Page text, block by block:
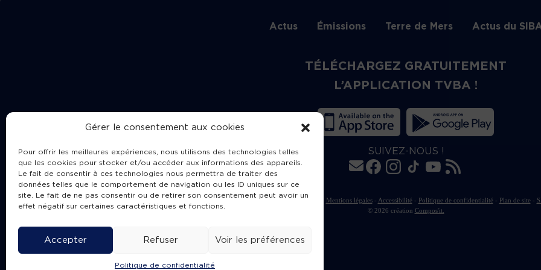
Gérer le consentement aux cookies
Pour offrir les meilleures expériences, nous utilisons des technologies telles
que les cookies pour stocker et/ou accéder aux informations des appareils.
Le fait de consentir à ces technologies nous permettra de traiter des
données telles que le comportement de navigation ou les ID uniques sur ce
site. Le fait de ne pas consentir ou de retirer son consentement peut avoir un
effet négatif sur certaines caractéristiques et fonctions.
Accepter Refuser Voir les préférences
Politique de confidentialité
Actus Émissions Terre de Mers Actus du
TÉLÉCHARGEZ GRATUITEMENT
L’APPLICATION TVBA !
SUIVEZ-NOUS !
Charte de publication Mentions légales- Accessibilité- Politique de confidentialité- Plan de site-
© 2026 création Compos'it.